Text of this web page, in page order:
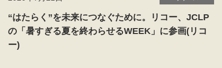
“はたらく”を未来につなぐために。リコー、JCLP
の「暑すぎる夏を終わらせるWEEK」に参画(リコ
ー)